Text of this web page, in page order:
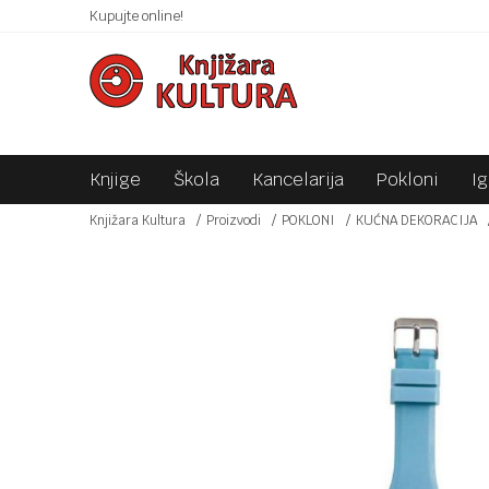
Kupujte online!SIGURNO PLAĆANJE PLATNIM KARTICAMA!
Knjige Škola Kancelarija Pokloni
Knjižara Kultura Proizvodi POKLONI KUĆNA DEKORACIJA